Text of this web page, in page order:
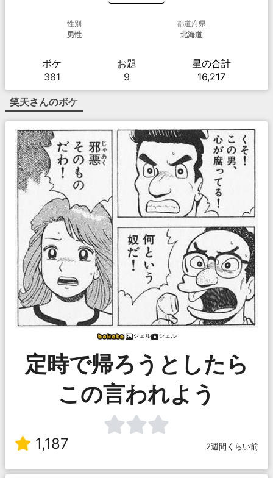
性別
男性
都道府県
北海道
ボケ
381
お題
9
星の合計
16,217
笑天さんのボケ
シェル シェル
定時で帰ろうとしたら
この言われよう
1,187 2週間くらい前